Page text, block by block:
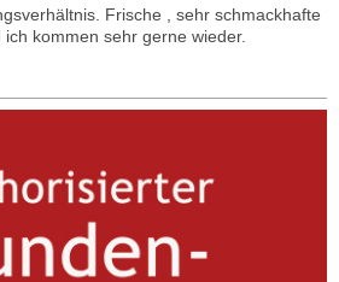
Frische , sehr schmackhafte
kommen sehr gerne wieder.